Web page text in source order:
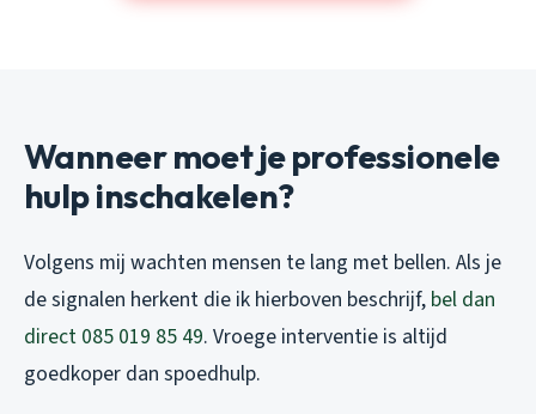
Wanneer moet je professionele
hulp inschakelen?
Volgens mij wachten mensen te lang met bellen. Als je
de signalen herkent die ik hierboven beschrijf, bel dan
direct 085 019 85 49. Vroege interventie is altijd
goedkoper dan spoedhulp.